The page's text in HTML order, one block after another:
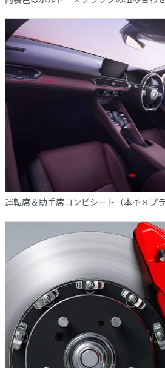
運転席＆助手席コンビシート（本革×プラ